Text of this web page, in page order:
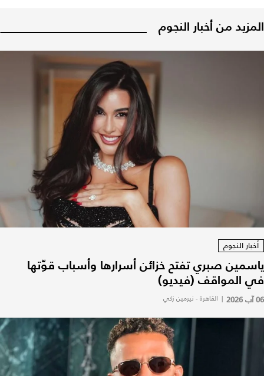
المزيد من أخبار النجوم
أخبار النجوم
ياسمين صبري تفتح خزائن أسرارها وأسباب قوّتها
في المواقف (فيديو)
06 آب 2026 | القاهرة - نيرمين زكي